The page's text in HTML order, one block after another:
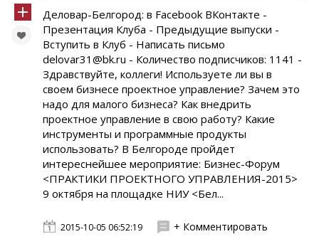
Деловар-Белгород: в Facebook ВКонтакте -
Презентация Клуба - Предыдущие выпуски -
Вступить в Клуб - Написать письмо
delovar31@bk.ru - Количество подписчиков: 1141 -
Здравствуйте, коллеги! Используете ли вы в
своем бизнесе проектное управление? Зачем это
надо для малого бизнеса? Как внедрить
проектное управление в свою работу? Какие
инструменты и программные продукты
использовать? В Белгороде пройдет
интереснейшее мероприятие: Бизнес-Форум
<ПРАКТИКИ ПРОЕКТНОГО УПРАВЛЕНИЯ-2015>
9 октября на площадке НИУ <Бел...
2015-10-05 06:52:19 + Комментировать